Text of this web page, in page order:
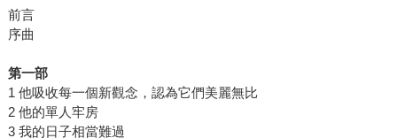
前言
序曲
第一部
1 他吸收每一個新觀念，認為它們美麗無比
2 他的單人牢房
3 我的日子相當難過